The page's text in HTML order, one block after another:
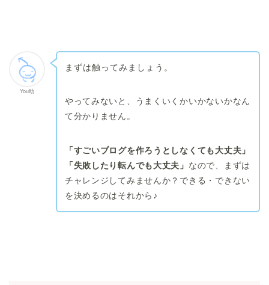
You助
まずは触ってみましょう。
やってみないと、うまくいくかいかないかなん
て分かりません。
「すごいブログを作ろうとしなくても大丈夫」
「失敗したり転んでも大丈夫」 なので、まずは
チャレンジしてみませんか？ できる・できない
を決めるのはそれから♪